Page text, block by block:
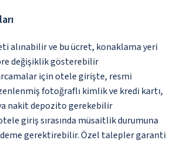
alınabilir ve bu ücret, konaklama yeri
değişiklik gösterebilir
için otele girişte, resmi
fotoğraflı kimlik ve kredi kartı,
nakit depozito gerekebilir
giriş sırasında müsaitlik durumuna
gerektirebilir. Özel talepler garanti